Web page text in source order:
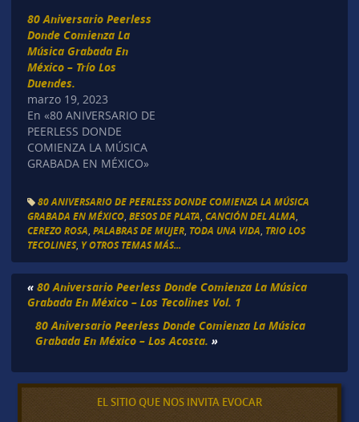
80 Aniversario Peerless
Donde Comienza La
Música Grabada En
México – Trío Los
Duendes.
marzo 19, 2023
En «80 ANIVERSARIO DE
PEERLESS DONDE
COMIENZA LA MÚSICA
GRABADA EN MÉXICO»
80 ANIVERSARIO DE PEERLESS DONDE COMIENZA LA MÚSICA
GRABADA EN MÉXICO, BESOS DE PLATA CANCIÓN DEL ALMA
CEREZO ROSA PALABRAS DE MUJER, TODA UNA VIDA TRIO LOS
TECOLINES, Y OTROS TEMAS MÁS...
« 80 Aniversario Peerless Donde Comienza La Música
Grabada En México – Los Tecolines Vol. 1
80 Aniversario Peerless Donde Comienza La Música
Grabada En México – Los Acosta. »
EL SITIO QUE NOS INVITA EVOCAR